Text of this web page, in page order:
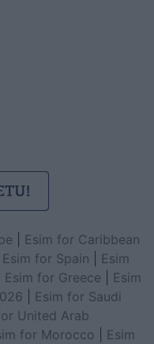
Esim for Caribbean
Esim for Spain
Esim
Esim for Greece
Esim
Esim for Saudi
United Arab
for Morocco
Esim